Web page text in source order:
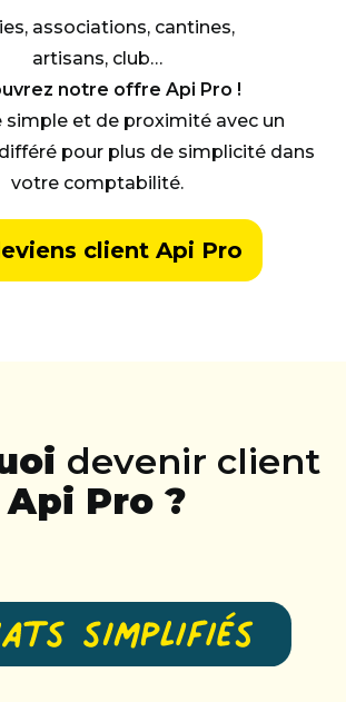
associations, cantines,
artisans, club…
notre offre Api Pro !
simple et de proximité avec un
pour plus de simplicité dans
votre comptabilité.
client Api Pro
devenir client
Api Pro ?